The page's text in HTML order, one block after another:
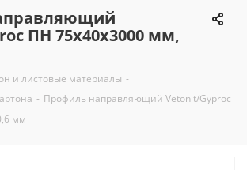
ПН 75х40х3000 мм,
и листовые материалы -
- Профиль направляющий Vetonit/Gyproc
мм